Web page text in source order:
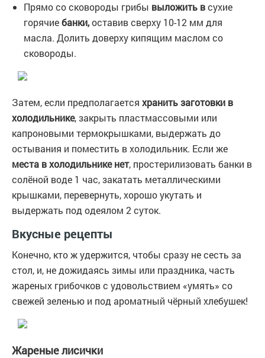
Прямо со сковороды грибы выложить всухие
горячиебанки,оставив сверху 10-12 мм для
масла. Долить доверху кипящим маслом со
сковороды.
Затем, если предполагается хранить заготовки в
холодильнике, закрыть пластмассовыми или
капроновыми термокрышками, выдержать до
остывания и поместить в холодильник. Если же
места в холодильнике нет, простерилизовать банки в
солёной воде 1 час, закатать металлическими
крышками, перевернуть, хорошо укутать и
выдержать под одеялом 2 суток.
Вкусные рецепты
Конечно, кто ж удержится, чтобы сразу не сесть за
стол, и, не дожидаясь зимы или праздника, часть
жареных грибочков с удовольствием «умять» со
свежей зеленью и под ароматный чёрный хлебушек!
Жареные лисички